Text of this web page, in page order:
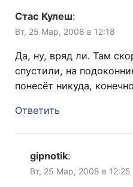
Стас Кулеш:
Вт, 25 Мар, 2008 в 12:18
Да, ну, вряд ли. Там
спустили, на
понесёт никуда,
Ответить
gipnotik:
Вт, 25 Мар, 2008 в 12:25